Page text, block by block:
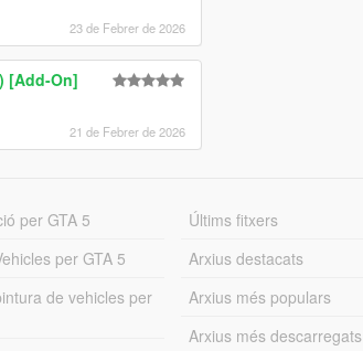
23 de Febrer de 2026
[Add-On]
21 de Febrer de 2026
per GTA 5
per GTA 5
de vehicles per
Últims fitxers
Arxius destacats
Arxius més populars
Arxius més descarregats